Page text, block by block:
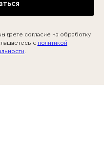
даете согласие на обработку
c политикой